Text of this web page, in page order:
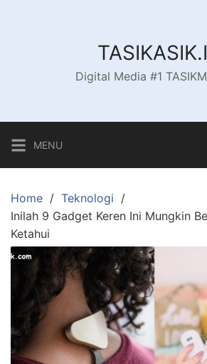
Digital Media #1
MENU
Home
Teknologi
Inilah 9 Gadget Keren Ini Mungkin
Ketahui